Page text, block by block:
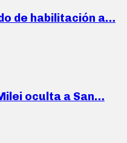
de habilitación a…
oculta a San…